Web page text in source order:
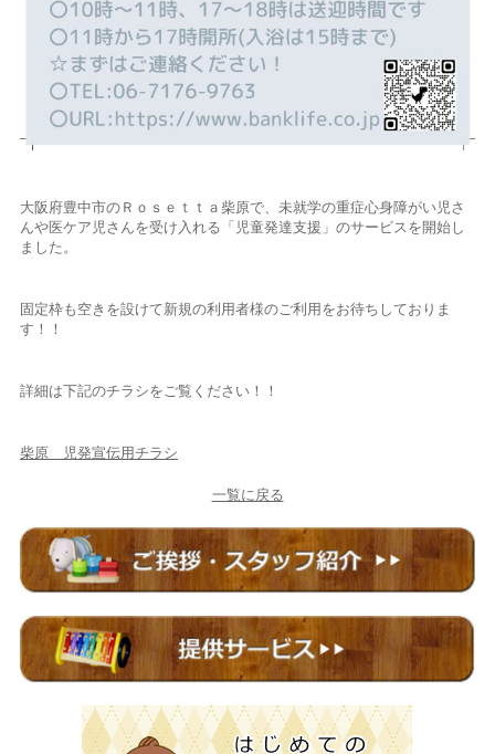
大阪府豊中市のＲｏｓｅｔｔａ柴原で、未就学の重症心身障がい児さ
んや医ケア児さんを受け入れる「児童発達支援」のサービスを開始し
ました。
固定枠も空きを設けて新規の利用者様のご利用をお待ちしておりま
す！！
詳細は下記のチラシをご覧ください！！
柴原 児発宣伝用チラシ
一覧に戻る